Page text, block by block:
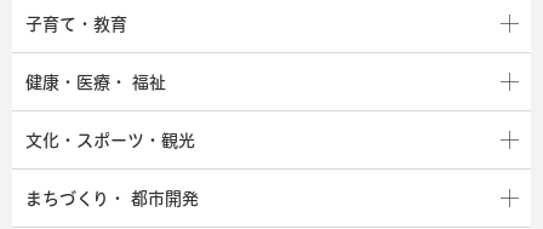
子育て・教育
健康・医療・ 福祉
文化・スポーツ・観光
まちづくり・ 都市開発